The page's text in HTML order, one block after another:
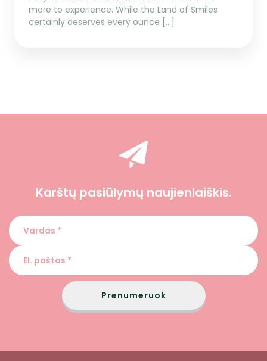
more to experience. While the Land of Smiles
certainly deserves every ounce […]
Karštų pasiūlymų naujienlaiškis.
Prenumeruok